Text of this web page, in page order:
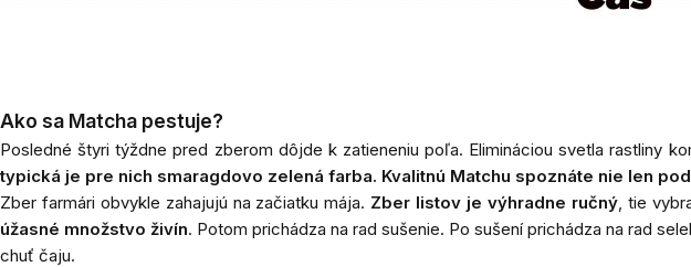
Ako sa Matcha pestuje?
Posledné štyri týždne pred zberom dôjde k zatieneniu poľa. Elimináciou svetla rastliny
typická je pre nich smaragdovo zelená farba. Kvalitnú Matchu spoznáte nie len
Zber farmári obvykle zahajujú na začiatku mája. Zber listov je výhradne ručný, tie
úžasné množstvo živín. Potom prichádza na rad sušenie. Po sušení prichádza na rad
chuť čaju.